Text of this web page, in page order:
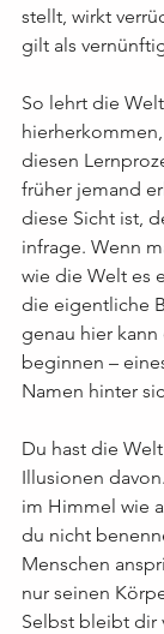
stellt, wirkt
gilt als
So lehrt die
diesen
früher jemand
diese Sicht ist,
infrage. Wenn
wie die Welt es
die eigentliche
genau hier
beginnen –
Namen hinter
Du hast die
Illusionen
im Himmel wie
du nicht
Menschen
nur seinen
Selbst bleibt dir